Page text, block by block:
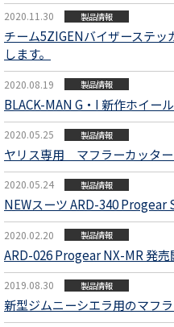
2020.11.30 製品情報
チーム5ZIGENバイザーステッ
します。
2020.08.19 製品情報
BLACK-MAN G・I 新作ホイー
2020.05.25 製品情報
ヤリス専用 マフラーカッター
2020.05.24 製品情報
NEWスーツ ARD-340 Progear
2020.02.20 製品情報
ARD-026 Progear NX-MR 発
2019.08.30 製品情報
新型ジムニーシエラ用のマフ